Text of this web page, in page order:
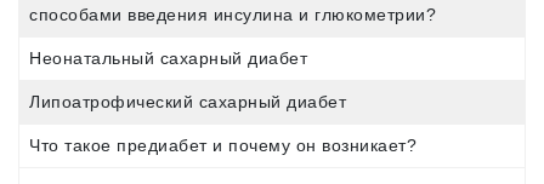
способами введения инсулина и глюкометрии?
Неонатальный сахарный диабет
Липоатрофический сахарный диабет
Что такое предиабет и почему он возникает?